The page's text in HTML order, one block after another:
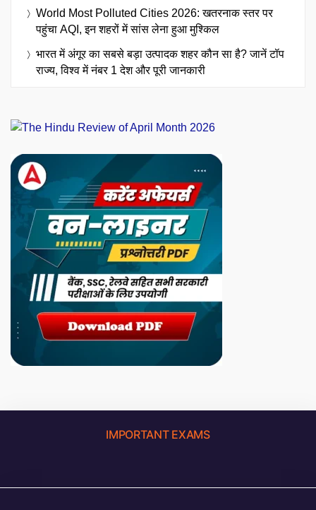
World Most Polluted Cities 2026: खतरनाक स्तर पर
पहुंचा AQI, इन शहरों में सांस लेना हुआ मुश्किल
भारत में अंगूर का सबसे बड़ा उत्पादक शहर कौन सा है? जानें टॉप
राज्य, विश्व में नंबर 1 देश और पूरी जानकारी
IMPORTANT EXAMS